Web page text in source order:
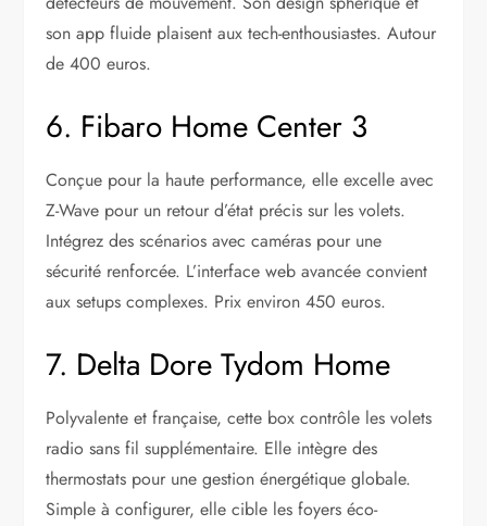
son app fluide plaisent aux tech-enthousiastes. Autour
de 400 euros.
6. Fibaro Home Center 3
Conçue pour la haute performance, elle excelle avec
Z-Wave pour un retour d’état précis sur les volets.
Intégrez des scénarios avec caméras pour une
sécurité renforcée. L’interface web avancée convient
aux setups complexes. Prix environ 450 euros.
7. Delta Dore Tydom Home
Polyvalente et française, cette box contrôle les volets
radio sans fil supplémentaire. Elle intègre des
thermostats pour une gestion énergétique globale.
Simple à configurer, elle cible les foyers éco-